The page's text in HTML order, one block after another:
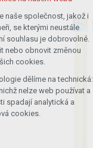
(Google)
na našem webu
cookies
vše
naše společnost, jakož i
se kterými neustále
souhlasu je dobrovolné.
nebo obnovit změnou
cookies.
dělíme na technická:
nelze web používat a
spadají analytická a
cookies.